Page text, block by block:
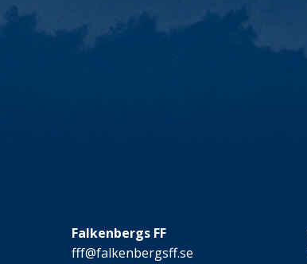
Falkenbergs FF
fff@falkenbergsff.se